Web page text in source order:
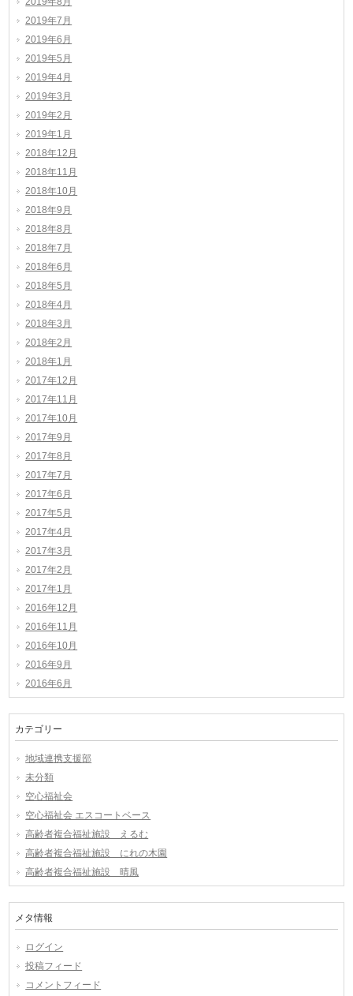
2019年7月
2019年6月
2019年5月
2019年4月
2019年3月
2019年2月
2019年1月
2018年12月
2018年11月
2018年10月
2018年9月
2018年8月
2018年7月
2018年6月
2018年5月
2018年4月
2018年3月
2018年2月
2018年1月
2017年12月
2017年11月
2017年10月
2017年9月
2017年8月
2017年7月
2017年6月
2017年5月
2017年4月
2017年3月
2017年2月
2017年1月
2016年12月
2016年11月
2016年10月
2016年9月
2016年6月
カテゴリー
地域連携支援部
未分類
空心福祉会
空心福祉会 エスコートベース
高齢者複合福祉施設 えるむ
高齢者複合福祉施設 にれの木園
高齢者複合福祉施設 晴風
メタ情報
ログイン
投稿フィード
コメントフィード